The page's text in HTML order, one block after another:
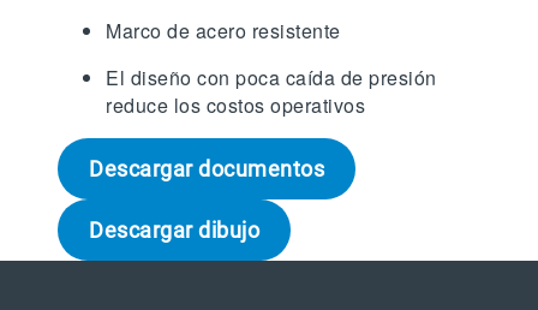
Marco de acero resistente
El diseño con poca caída de presión
reduce los costos operativos
Descargar documentos
Descargar dibujo